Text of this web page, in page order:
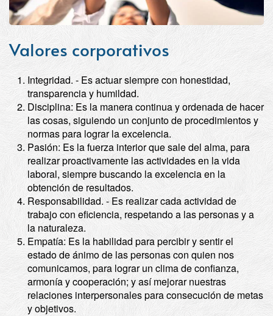
Valores corporativos
Integridad. - Es actuar siempre con honestidad,
transparencia y humildad.
Disciplina: Es la manera continua y ordenada de hacer
las cosas, siguiendo un conjunto de procedimientos y
normas para lograr la excelencia.
Pasión: Es la fuerza interior que sale del alma, para
realizar proactivamente las actividades en la vida
laboral, siempre buscando la excelencia en la
obtención de resultados.
Responsabilidad. - Es realizar cada actividad de
trabajo con eficiencia, respetando a las personas y a
la naturaleza.
Empatía: Es la habilidad para percibir y sentir el
estado de ánimo de las personas con quien nos
comunicamos, para lograr un clima de confianza,
armonía y cooperación; y así mejorar nuestras
relaciones interpersonales para consecución de metas
y objetivos.